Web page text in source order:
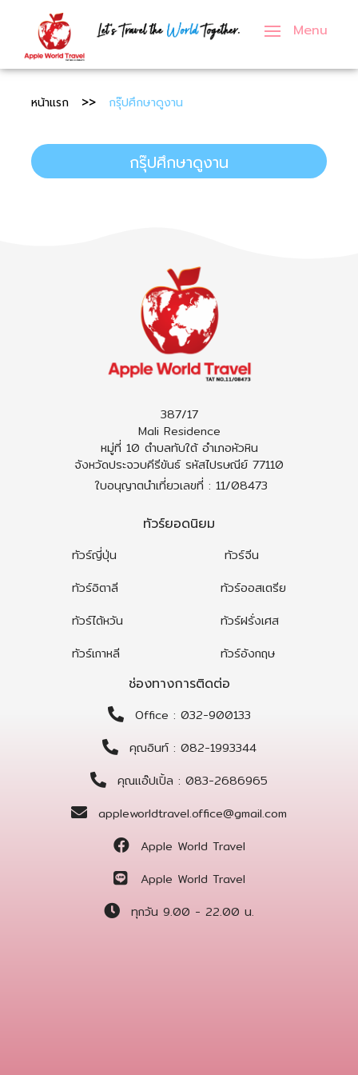
Menu
หน้าแรก กรุ๊ปศึกษาดูงาน
กรุ๊ปศึกษาดูงาน
387/17
Mali Residence
หมู่ที่ 10 ตำบลทับใต้ อำเภอหัวหิน
จังหวัดประจวบคีรีขันธ์ รหัสไปรษณีย์ 77110
ใบอนุญาตนำเที่ยวเลขที่ : 11/08473
ทัวร์ยอดนิยม
ทัวร์ญี่ปุ่น
ทัวร์อิตาลี
ทัวร์ไต้หวัน
ทัวร์เกาหลี
ทัวร์จีน
ทัวร์ออสเตรีย
ทัวร์ฝรั่งเศส
ทัวร์อังกฤษ
ช่องทางการติดต่อ
Office : 032-900133
คุณอินท์ : 082-1993344
คุณแอ๊ปเปิ้ล : 083-2686965
appleworldtravel.office@gmail.com
Apple World Travel
Apple World Travel
ทุกวัน 9.00 - 22.00 น.
ภาคเหนือ
ภาคกลาง
ภาคอีสาน
ภาคตะวันออก
เอเชียทัวร์ญี่ปุ่น
ทัวร์เกาหลี
ทัวร์เวียดนาม
ทัวร์สิงคโปร์
ทัวร์พม่า
ยุโรป
ทัวร์ฝรั่งเศส
ทัวร์เยอรมัน
ทัวร์อิตาลี
ทัวร์เนเธอร์แลนด์
ทัวร์สวิตเซอร์แลนด์
ทัวร์ฮังการี
ทัวร์จอร์เจีย
อื่นๆ
ทัวร์สหรัฐอเมริกา
ทัวร์อังกฤษ
ทัวร์ดูไบ
ทัวร์รัสเซีย
กรุ๊ปครอบครัว
กรุ๊ปทัวร์องค์กร
กรุ๊ปศึกษาดูงาน
กรุ๊ปนักเรียน